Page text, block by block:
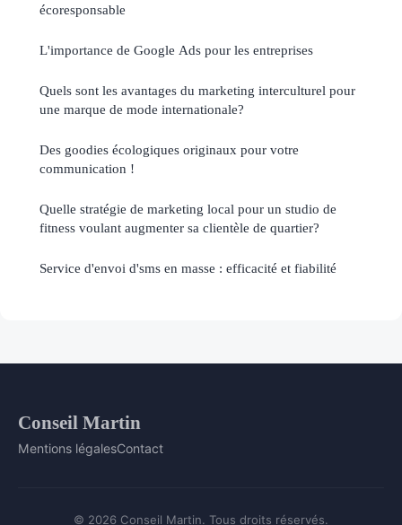
écoresponsable
L'importance de Google Ads pour les entreprises
Quels sont les avantages du marketing interculturel pour
une marque de mode internationale?
Des goodies écologiques originaux pour votre
communication !
Quelle stratégie de marketing local pour un studio de
fitness voulant augmenter sa clientèle de quartier?
Service d'envoi d'sms en masse : efficacité et fiabilité
Conseil Martin
Mentions légalesContact
© 2026 Conseil Martin. Tous droits réservés.